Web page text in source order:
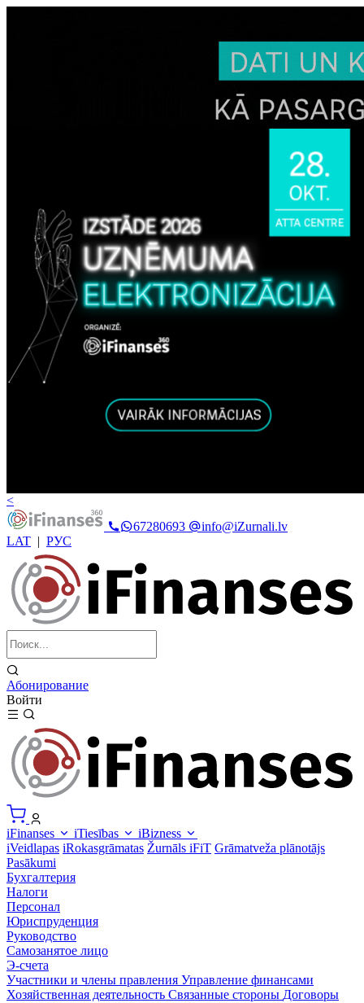
<
67280693
info@iZurnali.lv
LAT | РУС
Абонирование
Войти
iFinanses iTiesības
iBizness
iVeidlapas iRokasgrāmatas Žurnāls iFiT Grāmatveža plānotājs
Pasākumi
Бухгалтерия
Налоги
Персонал
Юриспруденция
Руководство
Самозанятое лицо
Э-счета
Участники и члены правления Управление финансами
Хозяйственная деятельность Связанные стороны Договоры